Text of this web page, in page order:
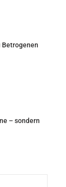
Betrogenen
– sondern